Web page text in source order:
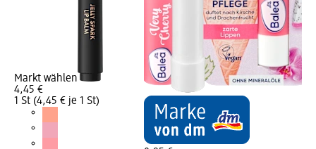
Markt wählen
4,45 €
1 St (4,45 € je 1 St)